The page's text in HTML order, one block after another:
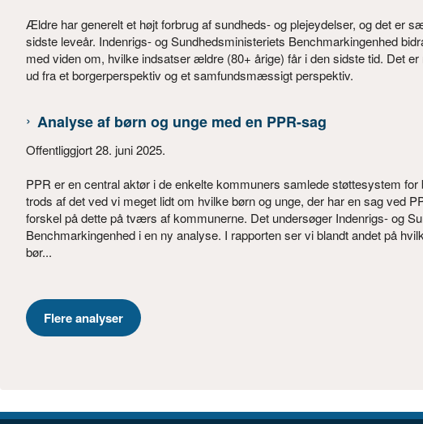
Ældre har generelt et højt forbrug af sundheds- og plejeydelser, og det er
sidste leveår. Indenrigs- og Sundhedsministeriets Benchmarkingenhed
med viden om, hvilke indsatser ældre (80+ årige) får i den sidste tid. Det er
ud fra et borgerperspektiv og et samfundsmæssigt perspektiv.
Analyse af børn og unge med en PPR-sag
Offentliggjort 28. juni 2025.
PPR er en central aktør i de enkelte kommuners samlede støttesystem for
trods af det ved vi meget lidt om hvilke børn og unge, der har en sag ved
forskel på dette på tværs af kommunerne. Det undersøger Indenrigs- og
Benchmarkingenhed i en ny analyse. I rapporten ser vi blandt andet på
bør...
Flere analyser